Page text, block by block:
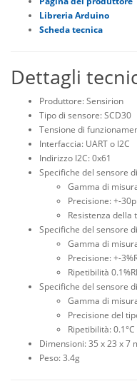
Libreria Arduino
Scheda tecnica
Dettagli
Produttore: Sensirion
Tipo di sensore: SCD30
Tensione di
Interfaccia: UART o I2C
Indirizzo I2C: 0x61
Specifiche del sensore
Gamma di
Precisione: +-
Resistenza della
Specifiche del sensore
Gamma di
Precisione: +-
Ripetibilità
Specifiche del sensore
Gamma di
Precisione del
Ripetibilità: 0.1°C
Dimensioni: 35 x 23 x 7
Peso: 3.4g